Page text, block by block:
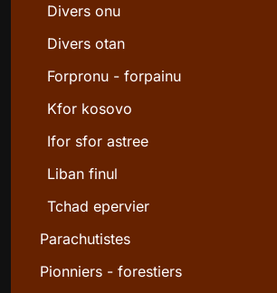
Divers onu
Divers otan
Forpronu - forpainu
Kfor kosovo
Ifor sfor astree
Liban finul
Tchad epervier
Parachutistes
Pionniers - forestiers